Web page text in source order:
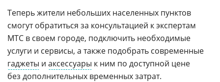
Теперь жители небольших населенных пунктов
смогут обратиться за консультацией к экспертам
МТС в своем городе, подключить необходимые
услуги и сервисы, а также подобрать современные
гаджеты и аксессуары к ним по доступной цене
без дополнительных временных затрат.